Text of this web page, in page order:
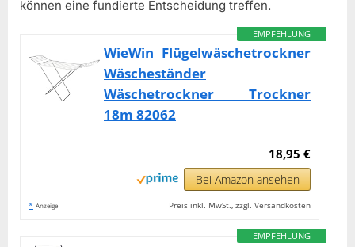
können eine fundierte Entscheidung treffen.
EMPFEHLUNG
WieWin Flügelwäschetrockner
Wäscheständer
Wäschetrockner Trockner
18m 82062
18,95 €
Bei Amazon ansehen
* Anzeige Preis inkl. MwSt., zzgl. Versandkosten
EMPFEHLUNG